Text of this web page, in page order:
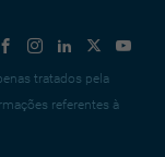
tratados pela
referentes à